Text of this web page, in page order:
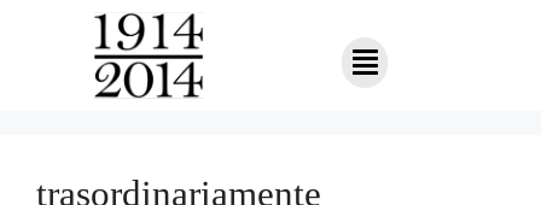
trasordinariamente